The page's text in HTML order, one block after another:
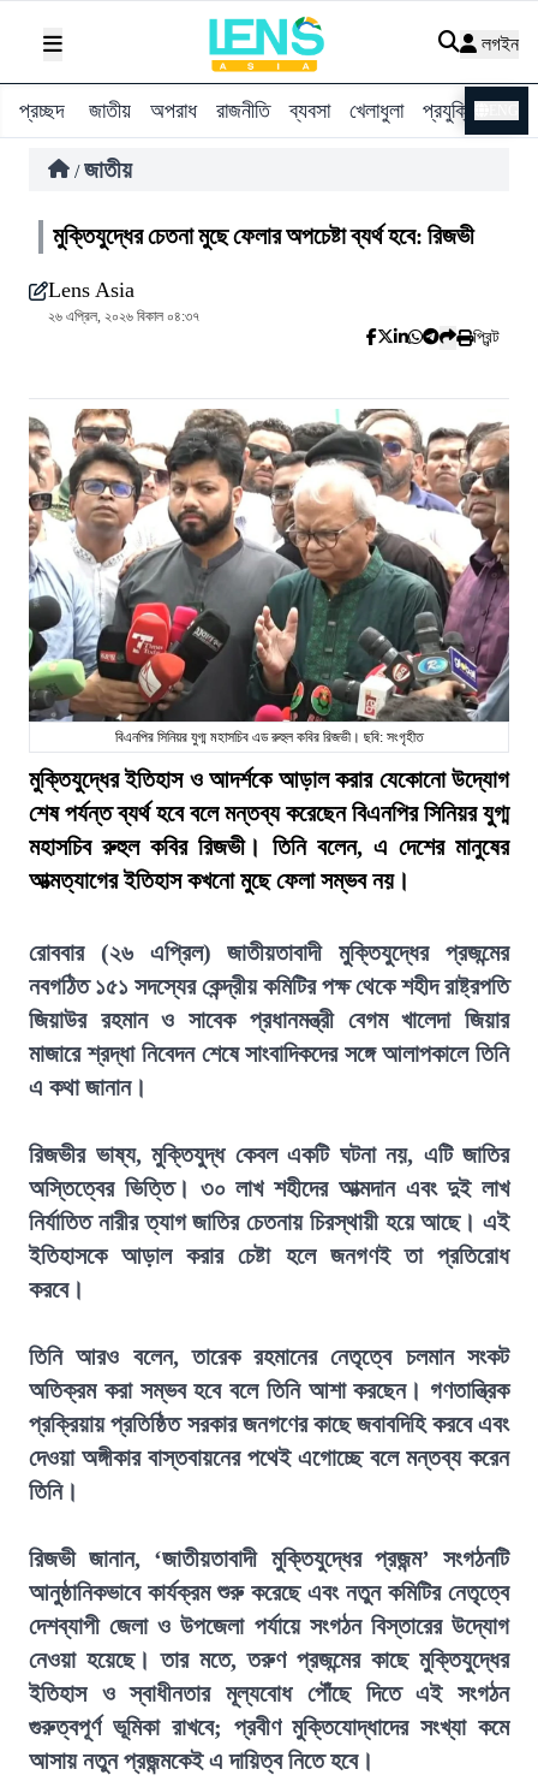
লগইন
প্রচ্ছদ জাতীয় অপরাধ রাজনীতি ব্যবসা খেলাধুলা প্রযুক্তি
/ জাতীয়
মুক্তিযুদ্ধের চেতনা মুছে ফেলার অপচেষ্টা ব্যর্থ হবে: রিজভী
Lens Asia
২৬ এপ্রিল, ২০২৬ বিকাল ০৪:৩৭
প্রিন্ট
বিএনপির সিনিয়র যুগ্ম মহাসচিব এড রুহুল কবির রিজভী। ছবি: সংগৃহীত
মুক্তিযুদ্ধের ইতিহাস ও আদর্শকে আড়াল করার যেকোনো উদ্যোগ
শেষ পর্যন্ত ব্যর্থ হবে বলে মন্তব্য করেছেন বিএনপির সিনিয়র যুগ্ম
মহাসচিব রুহুল কবির রিজভী। তিনি বলেন, এ দেশের মানুষের
আত্মত্যাগের ইতিহাস কখনো মুছে ফেলা সম্ভব নয়।
রোববার (২৬ এপ্রিল) জাতীয়তাবাদী মুক্তিযুদ্ধের প্রজন্মের
নবগঠিত ১৫১ সদস্যের কেন্দ্রীয় কমিটির পক্ষ থেকে শহীদ রাষ্ট্রপতি
জিয়াউর রহমান ও সাবেক প্রধানমন্ত্রী বেগম খালেদা জিয়ার
মাজারে শ্রদ্ধা নিবেদন শেষে সাংবাদিকদের সঙ্গে আলাপকালে তিনি
এ কথা জানান।
রিজভীর ভাষ্য, মুক্তিযুদ্ধ কেবল একটি ঘটনা নয়, এটি জাতির
অস্তিত্বের ভিত্তি। ৩০ লাখ শহীদের আত্মদান এবং দুই লাখ
নির্যাতিত নারীর ত্যাগ জাতির চেতনায় চিরস্থায়ী হয়ে আছে। এই
ইতিহাসকে আড়াল করার চেষ্টা হলে জনগণই তা প্রতিরোধ
করবে।
তিনি আরও বলেন, তারেক রহমানের নেতৃত্বে চলমান সংকট
অতিক্রম করা সম্ভব হবে বলে তিনি আশা করছেন। গণতান্ত্রিক
প্রক্রিয়ায় প্রতিষ্ঠিত সরকার জনগণের কাছে জবাবদিহি করবে এবং
দেওয়া অঙ্গীকার বাস্তবায়নের পথেই এগোচ্ছে বলে মন্তব্য করেন
তিনি।
রিজভী জানান, ‘জাতীয়তাবাদী মুক্তিযুদ্ধের প্রজন্ম’ সংগঠনটি
আনুষ্ঠানিকভাবে কার্যক্রম শুরু করেছে এবং নতুন কমিটির নেতৃত্বে
দেশব্যাপী জেলা ও উপজেলা পর্যায়ে সংগঠন বিস্তারের উদ্যোগ
নেওয়া হয়েছে। তার মতে, তরুণ প্রজন্মের কাছে মুক্তিযুদ্ধের
ইতিহাস ও স্বাধীনতার মূল্যবোধ পৌঁছে দিতে এই সংগঠন
গুরুত্বপূর্ণ ভূমিকা রাখবে; প্রবীণ মুক্তিযোদ্ধাদের সংখ্যা কমে
আসায় নতুন প্রজন্মকেই এ দায়িত্ব নিতে হবে।